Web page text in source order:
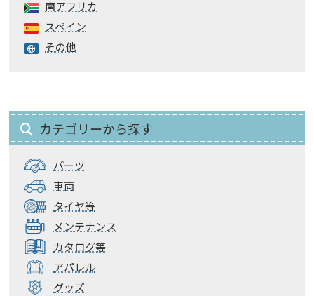
南アフリカ
スペイン
その他
カテゴリーから探す
パーツ
車両
タイヤ等
メンテナンス
カタログ等
アパレル
グッズ